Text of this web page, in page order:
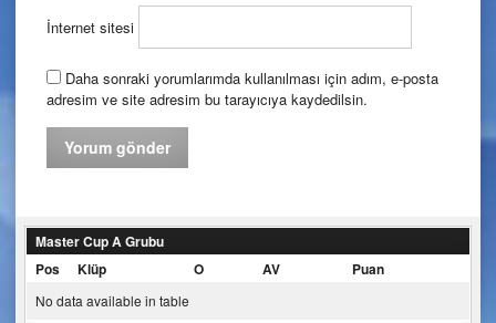
İnternet sitesi
Daha sonraki yorumlarımda kullanılması için adım, e-posta
adresim ve site adresim bu tarayıcıya kaydedilsin.
Master Cup A Grubu
Pos
Klüp O AV Puan
No data available in table